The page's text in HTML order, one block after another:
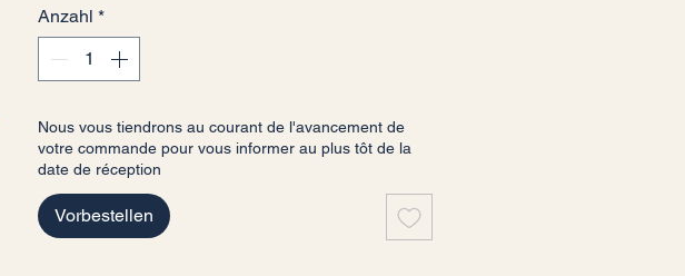
Anzahl *
Nous vous tiendrons au courant de l'avancement de
votre commande pour vous informer au plus tôt de la
date de réception
Vorbestellen